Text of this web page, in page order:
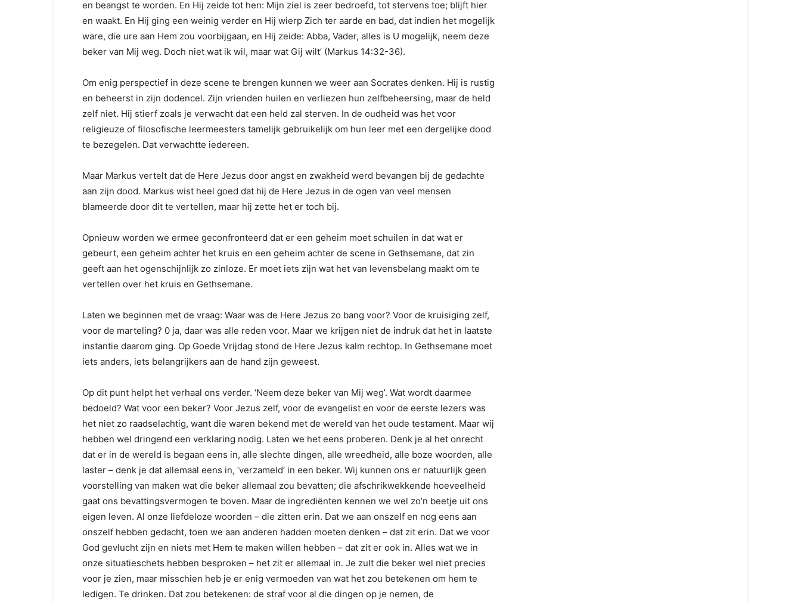
en beangst te worden. En Hij zeide tot hen: Mijn ziel is zeer bedroefd, tot stervens toe; blijft hier
en waakt. En Hij ging een weinig verder en Hij wierp Zich ter aarde en bad, dat indien het mogelijk
ware, die ure aan Hem zou voorbijgaan, en Hij zeide: Abba, Vader, alles is U mogelijk, neem deze
beker van Mij weg. Doch niet wat ik wil, maar wat Gij wilt’ (Markus 14:32-36).
Om enig perspectief in deze scene te brengen kunnen we weer aan Socrates denken. Hij is rustig
en beheerst in zijn dodencel. Zijn vrienden huilen en verliezen hun zelfbeheersing, maar de held
zelf niet. Hij stierf zoals je verwacht dat een held zal sterven. In de oudheid was het voor
religieuze of filosofische leermeesters tamelijk gebruikelijk om hun leer met een dergelijke dood
te bezegelen. Dat verwachtte iedereen.
Maar Markus vertelt dat de Here Jezus door angst en zwakheid werd bevangen bij de gedachte
aan zijn dood. Markus wist heel goed dat hij de Here Jezus in de ogen van veel mensen
blameerde door dit te vertellen, maar hij zette het er toch bij.
Opnieuw worden we ermee geconfronteerd dat er een geheim moet schuilen in dat wat er
gebeurt, een geheim achter het kruis en een geheim achter de scene in Gethsemane, dat zin
geeft aan het ogenschijnlijk zo zinloze. Er moet iets zijn wat het van levensbelang maakt om te
vertellen over het kruis en Gethsemane.
Laten we beginnen met de vraag: Waar was de Here Jezus zo bang voor? Voor de kruisiging zelf,
voor de marteling? 0 ja, daar was alle reden voor. Maar we krijgen niet de indruk dat het in laatste
instantie daarom ging. Op Goede Vrijdag stond de Here Jezus kalm rechtop. In Gethsemane moet
iets anders, iets belangrijkers aan de hand zijn geweest.
Op dit punt helpt het verhaal ons verder. ‘Neem deze beker van Mij weg’. Wat wordt daarmee
bedoeld? Wat voor een beker? Voor Jezus zelf, voor de evangelist en voor de eerste lezers was
het niet zo raadselachtig, want die waren bekend met de wereld van het oude testament. Maar wij
hebben wel dringend een verklaring nodig. Laten we het eens proberen. Denk je al het onrecht
dat er in de wereld is begaan eens in, alle slechte dingen, alle wreedheid, alle boze woorden, alle
laster – denk je dat allemaal eens in, ‘verzameld’ in een beker. Wij kunnen ons er natuurlijk geen
voorstelling van maken wat die beker allemaal zou bevatten; die afschrikwekkende hoeveelheid
gaat ons bevattingsvermogen te boven. Maar de ingrediënten kennen we wel zo’n beetje uit ons
eigen leven. Al onze liefdeloze woorden – die zitten erin. Dat we aan onszelf en nog eens aan
onszelf hebben gedacht, toen we aan anderen hadden moeten denken – dat zit erin. Dat we voor
God gevlucht zijn en niets met Hem te maken willen hebben – dat zit er ook in. Alles wat we in
onze situatieschets hebben besproken – het zit er allemaal in. Je zult die beker wel niet precies
voor je zien, maar misschien heb je er enig vermoeden van wat het zou betekenen om hem te
ledigen. Te drinken. Dat zou betekenen: de straf voor al die dingen op je nemen, de